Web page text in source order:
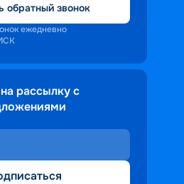
обратный звонок
ежедневно
рассылку с